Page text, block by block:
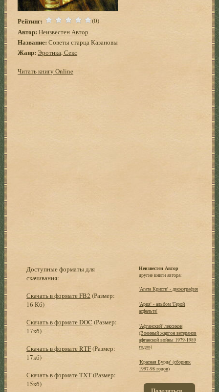
Рейтинг: (0)
Автор: Неизвестен Автор
Название: Советы старца Казановы
Жанр: Эротика, Секс
Читать книгу Online
Доступные форматы для
скачивания:
Скачать в формате FB2 (Размер:
16 Кб)
Скачать в формате DOC (Размер:
17кб)
Скачать в формате RTF(Размер:
17кб)
Скачать в формате TXT(Размер:
15кб)
Неизвестен Автор
другие книги автора:
'Агата Кристи' - дискография
'Ария' - альбом 'Герой
асфальта'
'Афганский' лексикон
(Военный жаргон ветеранов
афганской войны 1979-1989
годов)
'Красная Бурда' (сборник
1997-98 годов)